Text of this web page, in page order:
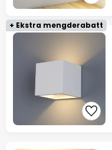
+ Ekstra mengderabatt